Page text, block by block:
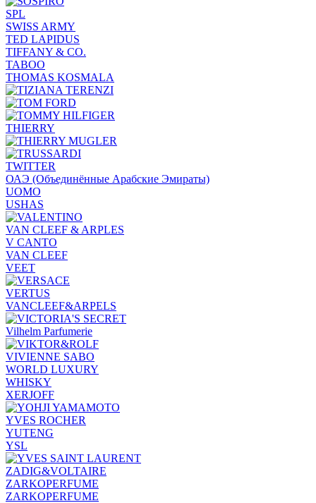
SPL
SWISS ARMY
TED LAPIDUS
TIFFANY & CO.
TABOO
THOMAS KOSMALA
THIERRY
TWITTER
ОАЭ (Объединённые Арабские Эмираты)
UOMO
USHAS
VAN CLEEF & ARPLES
V CANTO
VAN CLEEF
VEET
VERTUS
VANCLEEF&ARPELS
Vilhelm Parfumerie
VIVIENNE SABO
WORLD LUXURY
WHISKY
XERJOFF
YVES ROCHER
YUTENG
YSL
ZADIG&VOLTAIRE
ZARKOPERFUME
ZARKOPERFUME